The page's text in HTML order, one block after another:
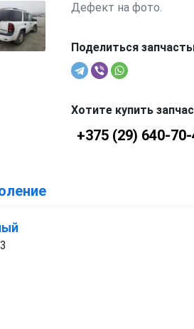
Дефект на фото.
Поделиться
Хотите купить
+375 (29) 640-